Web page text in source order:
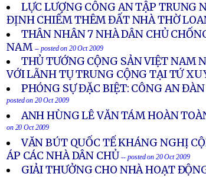
LỰC LƯỢNG CÔNG AN TẬP TRUNG
ĐỊNH CHIẾM THÊM ĐẤT NHÀ THỜ
THÂN NHÂN 7 NHÀ DÂN CHỦ
NAM -- posted on 20 Oct 2009
THỦ TƯỚNG CỘNG SẢN VIỆT NAM
VỚI LÃNH TỤ TRUNG CỘNG TẠI TỨ
PHÓNG SỰ ĐẶC BIỆT: CÔNG AN
posted on 20 Oct 2009
ANH HÙNG LÊ VĂN TÁM HOÀN
on 20 Oct 2009
VĂN BÚT QUỐC TẾ KHÁNG NGHỊ
ÁP CÁC NHÀ DÂN CHỦ -- posted on 20 Oct 2009
GIẢI THƯỞNG CHO NHÀ HOẠT